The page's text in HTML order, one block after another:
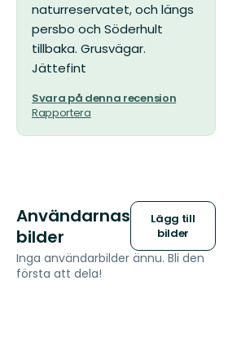
naturreservatet, och längs
persbo och Söderhult
tillbaka. Grusvägar.
Jättefint
Svara på denna recension
Rapportera
Användarnas
bilder
Lägg till
bilder
Inga användarbilder ännu. Bli den
första att dela!